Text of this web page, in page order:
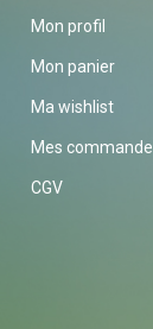
Mon profil
Mon panier
Ma wishlist
Mes
CGV